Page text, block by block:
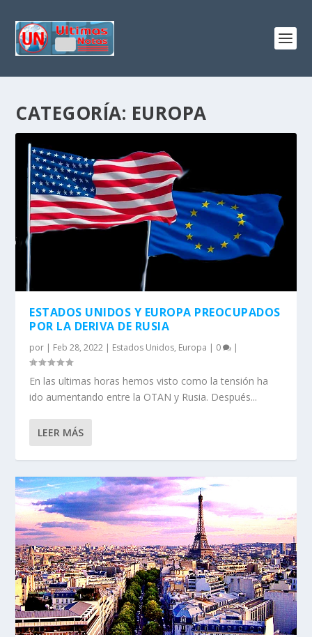
CATEGORÍA: EUROPA
ESTADOS UNIDOS Y EUROPA PREOCUPADOS
POR LA DERIVA DE RUSIA
por | Feb 28, 2022 | Estados Unidos, Europa | 0 |
En las ultimas horas hemos visto como la tensión ha
ido aumentando entre la OTAN y Rusia. Después...
LEER MÁS